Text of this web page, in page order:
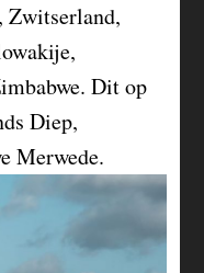
Zwitserland,
Dit op
Diep,
Merwede.